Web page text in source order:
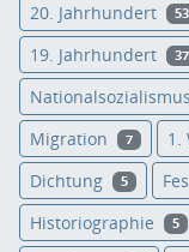
20. Jahrhundert 53
19. Jahrhundert 37
Nationalsozialismus
Migration 7 1.
Dichtung 5
Historiographie 5